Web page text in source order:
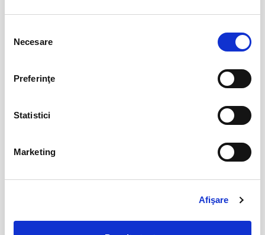
consimțământului
Necesare
Preferinţe
Statistici
Marketing
Afişare
iun
iun
Abonamente FC Botosani 08